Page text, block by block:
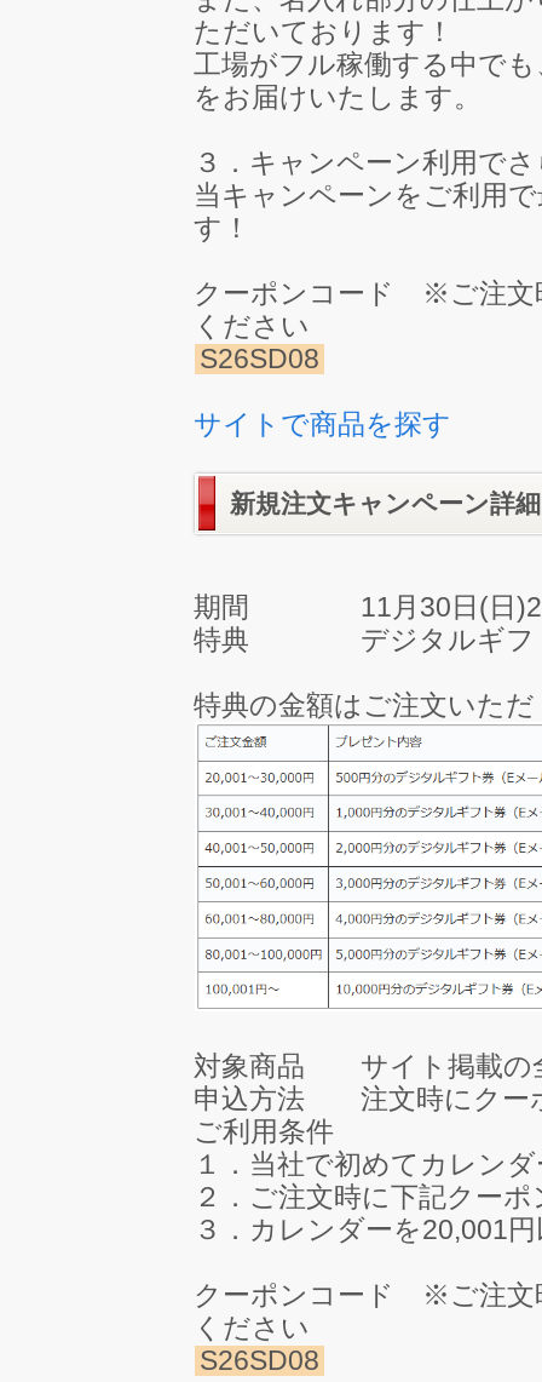
ただいております！
工場がフル稼働する中で
をお届けいたします。
３．キャンペーン利用で
当キャンペーンをご利用
す！
クーポンコード ※ご注文
ください
S26SD08
サイトで商品を探す
新規注文キャンペーン詳細
期間 11月30日(日
特典 デジタルギフト券
特典の金額はご注文いた
対象商品 サイト掲載の
申込方法 注文時にクー
ご利用条件
１．当社で初めてカレン
２．ご注文時に下記クー
３．カレンダーを20,001
クーポンコード ※ご注文
ください
S26SD08